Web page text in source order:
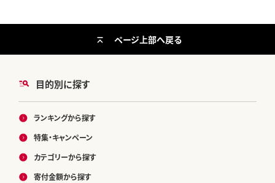
目的別に探す
ランキングから探す
特集・キャンペーン
カテゴリーから探す
寄付金額から探す
ページ上部へ戻る